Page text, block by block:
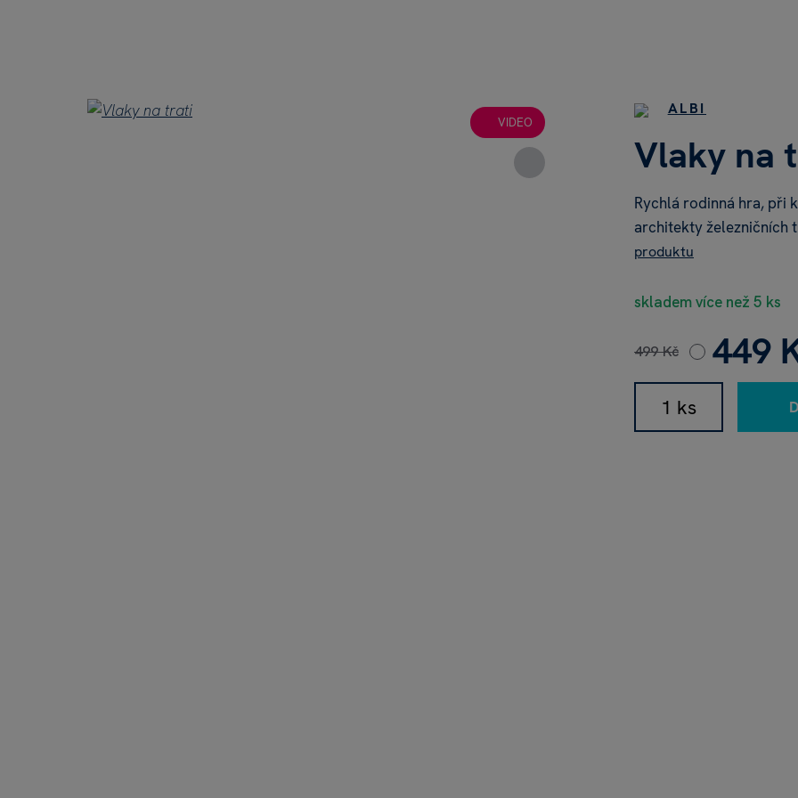
VIDEO
ALBI
Vlaky na
Rychlá rodinná hra, při
architekty železničních
produktu
skladem více než 5 ks
499 Kč 449